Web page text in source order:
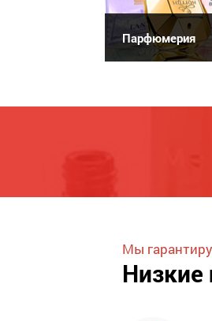
Парфюмерия
Мы